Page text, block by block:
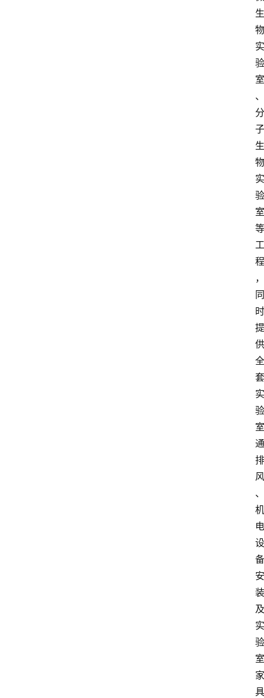
生
物
实
验
室
、
分
子
生
物
实
验
室
等
工
程
，
同
时
提
供
全
套
实
验
室
通
排
风
、
机
电
设
备
安
装
及
实
验
室
家
具